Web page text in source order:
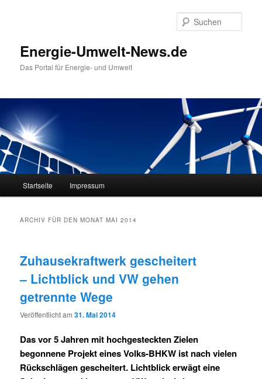
Energie-Umwelt-News.de
Das Portal für Energie- und Umwelt
Zum Inhalt wechseln
Zum sekundären Inhalt wechseln
Startseite Impressum
ARCHIV FÜR DEN MONATMAI 2014
Zuhausekraftwerk gescheitert
– Lichtblick und VW gehen
getrennte Wege
Veröffentlicht am31. Mai 2014
Das vor 5 Jahren mit hochgesteckten Zielen
begonnene Projekt eines Volks-BHKW ist nach vielen
Rückschlägen gescheitert. Lichtblick erwägt eine